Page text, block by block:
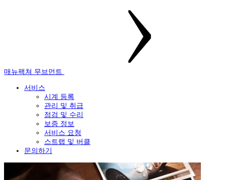
매뉴팩쳐 무브먼트
서비스
시계 등록
관리 및 취급
점검 및 수리
보증 정보
서비스 요청
스트랩 및 버클
문의하기